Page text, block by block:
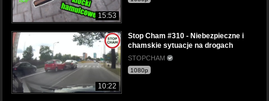
15:53
10:22
Stop Cham #310 - Niebezpieczne i
chamskie sytuacje na drogach
STOPCHAM
1080p